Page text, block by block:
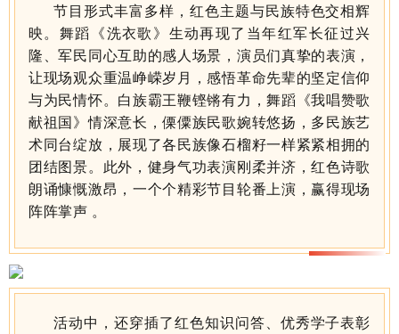
节目形式丰富多样，红色主题与民族特色交相辉
映。舞蹈 《洗衣歌》 生动再现了当年红军长征过兴
隆、军民同心互助的感人场景，演员们真挚的表演，
让现场观众重温峥嵘岁月，感悟革命先辈的坚定信仰
与为民情怀。白族霸王鞭铿锵有力，舞蹈 《我唱赞歌
献祖国》情深意长 ，傈僳族民歌婉转悠扬，多民族艺
术同台绽放，展现了各民族像石榴籽一样紧紧相拥的
团结图景。此外，健身气功表演刚柔并济，红色诗歌
朗诵慷慨激昂，一个个精彩节目轮番上演，赢得现场
阵阵掌声 。
活动中，还穿插了红色知识问答、优秀学子表彰